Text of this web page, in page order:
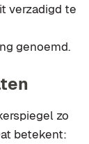
verzadigd te
genoemd.
zo
betekent: